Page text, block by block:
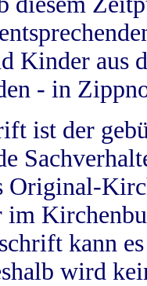
Kinder aus
- in
ist der
Original-
im
kann
wird